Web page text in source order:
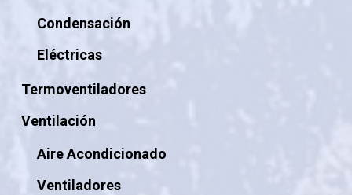
Condensación
Eléctricas
Termoventiladores
Ventilación
Aire Acondicionado
Ventiladores